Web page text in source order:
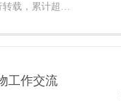
载，累计超过
工作交流